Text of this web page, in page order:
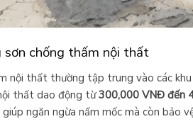
sơn chống thấm nội thất
nội thất thường tập trung vào các
thất dao động từ300,000 VNĐ đến
ngăn ngừa nấm mốc mà còn bảo